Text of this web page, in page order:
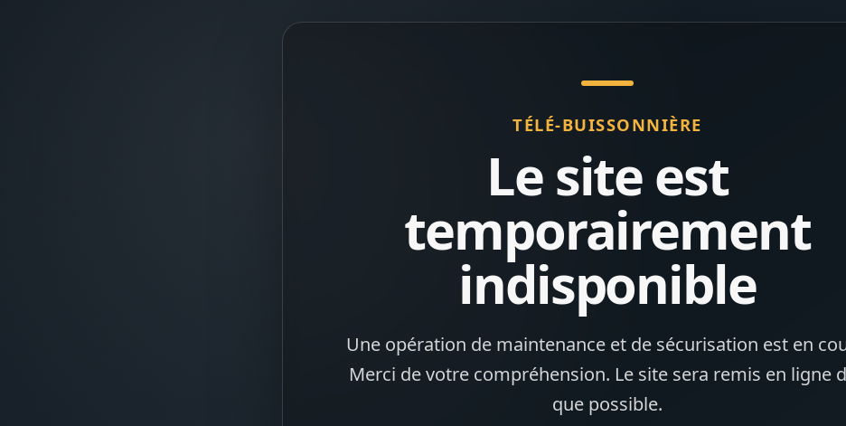
TÉLÉ-BUISSONNIÈRE
Le site est
temporairement
indisponible
Une opération de maintenance et de sécurisation est en
Merci de votre compréhension. Le site sera remis en ligne
que possible.